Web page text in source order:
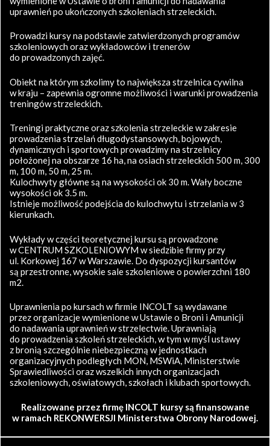
uprawnień po ukończonych szkoleniach strzeleckich.
Prowadzi kursy na podstawie zatwierdzonych programów
szkoleniowych oraz wykładowców i trenerów
do prowadzonych zajęć.
Obiekt na którym szkolimy to największa strzelnica cywilna
w kraju – zapewnia ogromne możliwości i warunki prowadzenia
treningów strzeleckich.
Treningi praktyczne oraz szkolenia strzeleckie w zakresie
prowadzenia strzelań długodystansowych, bojowych,
dynamicznych i sportowych prowadzimy na strzelnicy
położonej na obszarze 16 ha, na osiach strzeleckich 500 m, 300
m, 100 m, 50 m, 25 m.
Kulochwyty główne są na wysokości ok 30 m. Wały boczne
wysokości ok 3.5 m.
Istnieje możliwość podejścia do kulochwytu i strzelania w 3
kierunkach.
Wykłady w części teoretycznej kursu są prowadzone
w CENTRUM SZKOLENIOWYM w siedzibie firmy przy
ul. Korkowej 167 w Warszawie. Do dyspozycji kursantów
są przestronne, wysokie sale szkoleniowe o powierzchni 180
m2.
Uprawnienia po kursach w firmie INCOLT są wydawane
przez organizacje wymienione w Ustawie o Broni i Amunicji
do nadawania uprawnień w strzelectwie. Uprawniają
do prowadzenia szkoleń strzeleckich, w tym w myśl ustawy
z bronią szczególnie niebezpieczną w jednostkach
organizacyjnych podległych MON, MSWiA, Ministerstwie
Sprawiedliwości oraz wszelkich innych organizacjach
szkoleniowych, oświatowych, szkołach i klubach sportowych.
Realizowane przez firmę INCOLT kursy są finansowane
w ramach REKONWERSJI Ministerstwa Obrony Narodowej.